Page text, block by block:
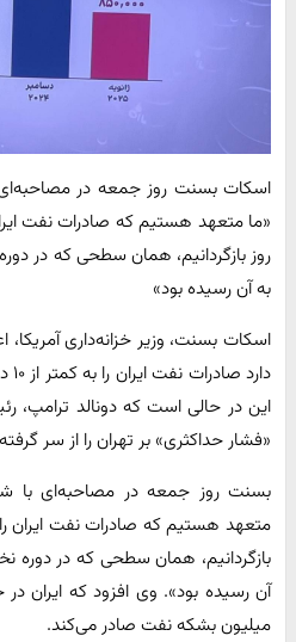
اسکات بسنت روز جمعه در
روز بازگردانیم، همان سطحی که در
به آن رسیده بود»
اسکات بسنت، وزیر خزانه‌داری
این در حالی است که دونالد ترامپ،
«فشار حداکثری» بر تهران را از سر
بسنت روز جمعه در مصاحبه‌ای با
بازگردانیم، همان سطحی که در
میلیون بشکه نفت صادر می‌کند.